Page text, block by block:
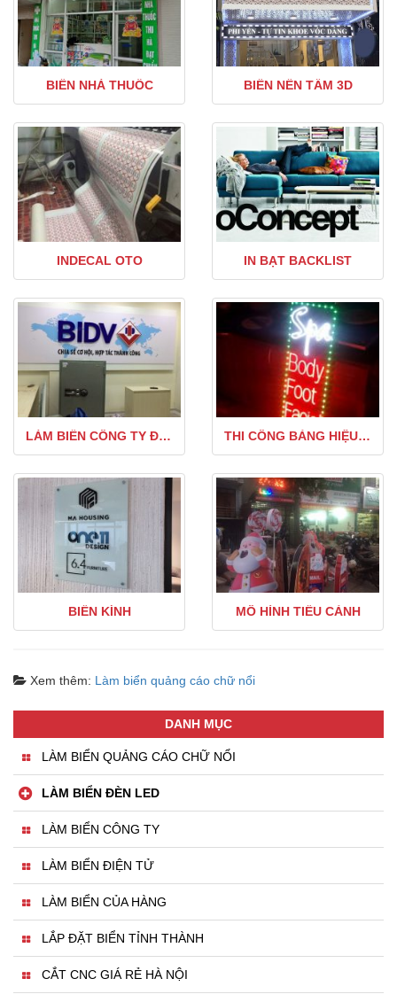
BIỂN NHÀ THUỐC BIỂN NỀN TẤM 3D
INDECAL OTO IN BẠT BACKLIST
LÀM BIỂN CÔNG TY ĐẸP THI CÔNG BẢNG HIỆU GIÁ RẺ TẠI HÀ NỘI
BIỂN KÍNH MÔ HÌNH TIỂU CẢNH
Xem thêm: Làm biển quảng cáo chữ nổi
DANH MỤC
LÀM BIỂN QUẢNG CÁO CHỮ NỔI
LÀM BIỂN ĐÈN LED
LÀM BIỂN CÔNG TY
LÀM BIỂN ĐIỆN TỬ
LÀM BIỂN CỦA HÀNG
LẮP ĐẶT BIỂN TỈNH THÀNH
CẮT CNC GIÁ RẺ HÀ NỘI